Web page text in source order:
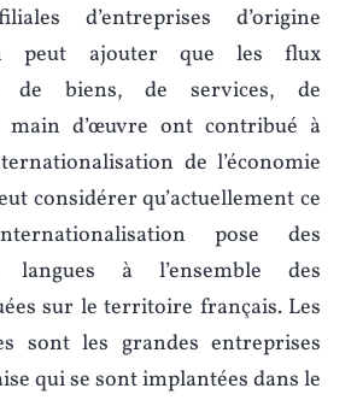
d’entreprises d’origine
peut ajouter que les flux
de biens, de services, de
main d’œuvre ont contribué à
de l’économie
considérer qu’actuellement ce
pose des
langues à l’ensemble des
sur le territoire français. Les
sont les grandes entreprises
qui se sont implantées dans le